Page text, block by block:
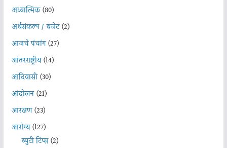
अध्यात्मिक(80)
अर्थसंकल्प / बजेट(2)
आजचे पंचांग(27)
आंतरराष्ट्रीय(14)
आदिवासी(30)
आंदोलन(21)
आरक्षण(23)
आरोग्य(127)
ब्युटी टिप्स(2)